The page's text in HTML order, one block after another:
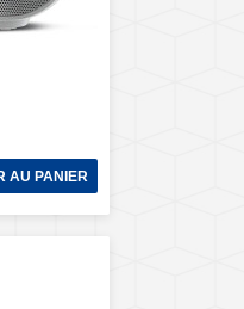
AU PANIER